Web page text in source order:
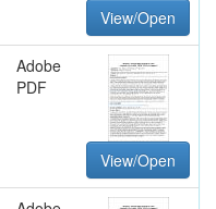
View/Open
Adobe
PDF
View/Open